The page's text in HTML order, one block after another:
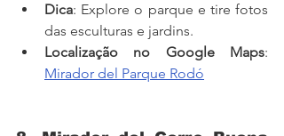
Dica: Explore o parque e tire fotos
das esculturas e jardins.
Localização no Google Maps
Mirador del Parque Rodó